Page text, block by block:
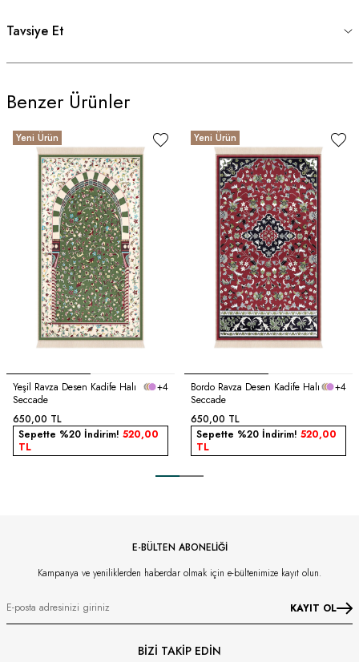
Tavsiye Et
Benzer Ürünler
Yeni Ürün
Yeşil Ravza Desen Kadife Halı
Seccade
+4
650,00 TL
Sepette %20 İndirim! 520,00
TL
Yeni Ürün
Bordo Ravza Desen Kadife Halı
Seccade
+4
650,00 TL
Sepette %20 İndirim! 520,00
TL
E-BÜLTEN ABONELİĞİ
Kampanya ve yeniliklerden haberdar olmak için e-bültenimize kayıt olun.
KAYIT OL
BİZİ TAKİP EDİN